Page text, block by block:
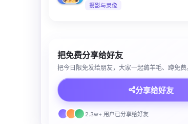
摄影与录像
把免费分享给好友
把今日限免发给朋友，大家一起薅羊毛、蹲免费
分享给好友
2.3w+ 用户已分享给好友